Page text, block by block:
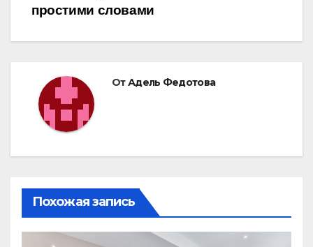
простими словами
ОтАдель Федотова
Похожая запись